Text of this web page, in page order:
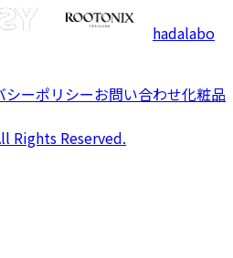
hadalabo
シーポリシーお問い合わせ化粧品
Rights Reserved.